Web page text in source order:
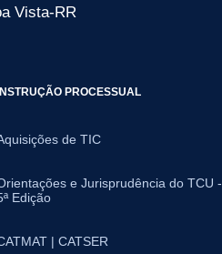
Vista-RR
INSTRUÇÃO PROCESSUAL
de TIC
e Jurisprudência do TCU -
Edição
| CATSER